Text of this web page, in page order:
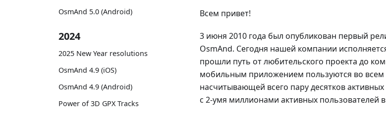
OsmAnd 5.0 (Android)
2024
2025 New Year resolutions
OsmAnd 4.9 (iOS)
OsmAnd 4.9 (Android)
Power of 3D GPX Tracks
Всем привет!
3 июня 2010 года был опубликован первый
OsmAnd. Сегодня нашей компании
прошли путь от любительского проекта до
мобильным приложением пользуются во всем
насчитывающей всего пару десятков
с 2-умя миллионами активных пользователей